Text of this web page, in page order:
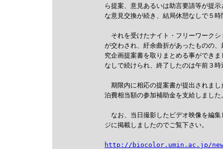
ら提案、意見あるいは助言要請等が提
な意見交換が続き、結局休憩なしで５
それを受けたナイト・フリーワーク
が交わされ、紆余曲折があったものの
究企画提案書を取りまとめる事ができ
なしで続けられ、終了したのは午前３
期限内に相応の提案書が提出されま
泊費相当額の参加補助金を支給しました
なお、当日撮影したビデオ映像を編
ジに掲載しましたのでご覧下さい。
http://biocolor.umin.ac.jp/